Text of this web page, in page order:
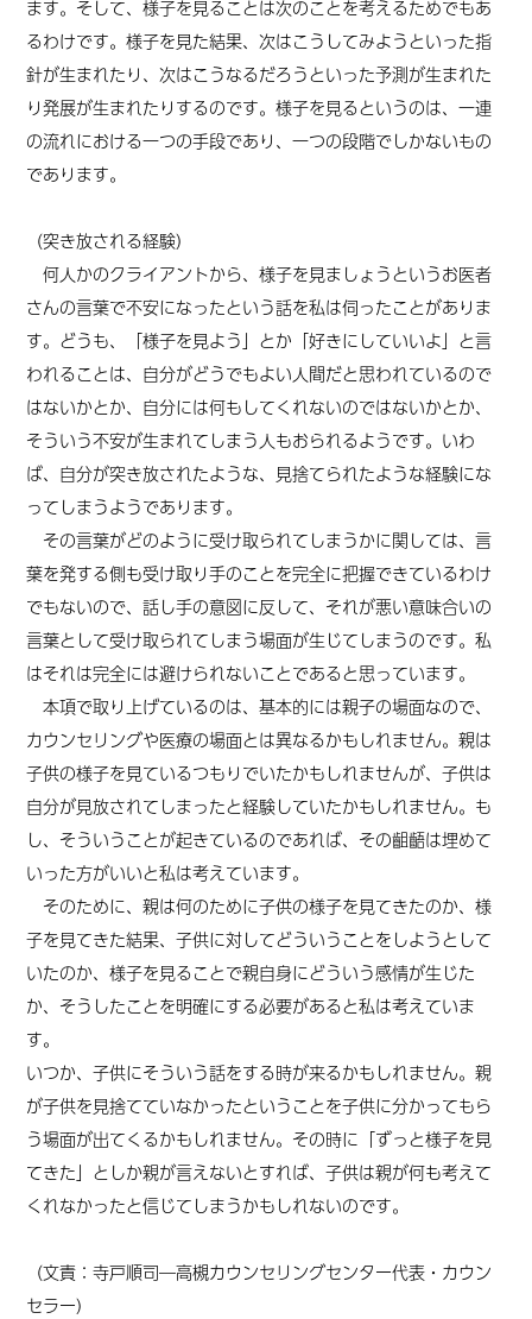
ます。そして、様子を見ることは次のことを考えるためでもあ
るわけです。様子を見た結果、次はこうしてみようといった指
針が生まれたり、次はこうなるだろうといった予測が生まれた
り発展が生まれたりするのです。様子を見るというのは、一連
の流れにおける一つの手段であり、一つの段階でしかないもの
であります。
（突き放される経験）
何人かのクライアントから、様子を見ましょうというお医者
さんの言葉で不安になったという話を私は伺ったことがありま
す。どうも、「様子を見よう」とか「好きにしていいよ」と言
われることは、自分がどうでもよい人間だと思われているので
はないかとか、自分には何もしてくれないのではないかとか、
そういう不安が生まれてしまう人もおられるようです。いわ
ば、自分が突き放されたような、見捨てられたような経験にな
ってしまうようであります。
その言葉がどのように受け取られてしまうかに関しては、言
葉を発する側も受け取り手のことを完全に把握できているわけ
でもないので、話し手の意図に反して、それが悪い意味合いの
言葉として受け取られてしまう場面が生じてしまうのです。私
はそれは完全には避けられないことであると思っています。
本項で取り上げているのは、基本的には親子の場面なので、
カウンセリングや医療の場面とは異なるかもしれません。親は
子供の様子を見ているつもりでいたかもしれませんが、子供は
自分が見放されてしまったと経験していたかもしれません。 も
し、そういうことが起きているのであれば、 その齟齬は埋めて
いった方がいいと私は考えています。
そのために、親は何のために子供の様子を見てきたのか、様
子を見てきた結果、子供に対してどういうことをしようとして
いたのか、様子を見ることで親自身にどういう感情が生じた
か、そうしたことを明確にする必要があると私は考えていま
す。
いつか、子供にそういう話をする時が来るかもしれません。親
が子供を見捨てていなかったということを子供に分かってもら
う場面が出てくるかもしれません。その時に「ずっと様子を見
てきた」としか親が言えないとすれば、子供は親が何も考えて
くれなかったと信じてしまうかもしれないのです。
（文責：寺戸順司―高槻カウンセリングセンター代表・カウン
セラー）